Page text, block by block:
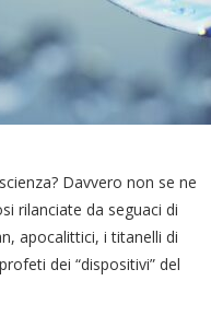
Davvero non se ne
rilanciate da seguaci di
apocalittici, i titanelli di
dei “dispositivi” del